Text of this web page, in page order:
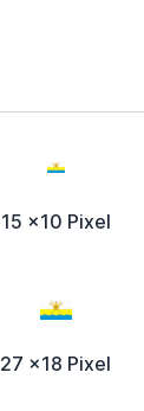
15 x10 Pixel
27 x18 Pixel